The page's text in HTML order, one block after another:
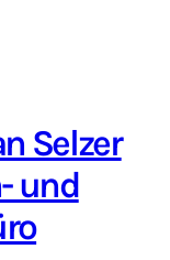
Selzer
und